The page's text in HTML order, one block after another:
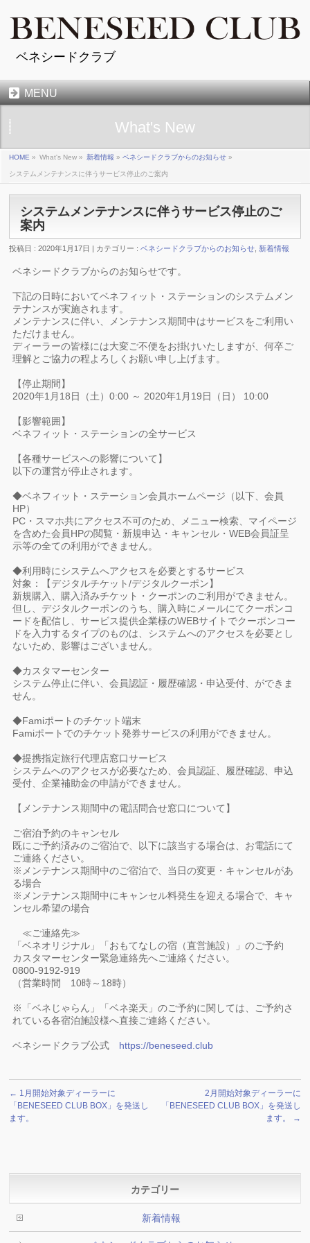
ベネシードクラブ
MENU
What's New
HOME » What's New » 新着情報 »ベネシードクラブからのお知らせ »
システムメンテナンスに伴うサービス停止のご案内
システムメンテナンスに伴うサービス停止のご
案内
投稿日 : 2020年1月17日 | カテゴリー :ベネシードクラブからのお知らせ 新着情報
ベネシードクラブからのお知らせです。
下記の日時においてベネフィット・ステーションのシステムメン
テナンスが実施されます。
メンテナンスに伴い、メンテナンス期間中はサービスをご利用い
ただけません。
ディーラーの皆様には大変ご不便をお掛けいたしますが、何卒ご
理解とご協力の程よろしくお願い申し上げます。
【停止期間】
2020年1月18日（土）0:00 ～ 2020年1月19日（日） 10:00
【影響範囲】
ベネフィット・ステーションの全サービス
【各種サービスへの影響について】
以下の運営が停止されます。
◆ベネフィット・ステーション会員ホームページ（以下、会員
HP）
PC・スマホ共にアクセス不可のため、メニュー検索、マイページ
を含めた会員HPの閲覧・新規申込・キャンセル・WEB会員証呈
示等の全ての利用ができません。
◆利用時にシステムへアクセスを必要とするサービス
対象：【デジタルチケット/デジタルクーポン】
新規購入、購入済みチケット・クーポンのご利用ができません。
但し、デジタルクーポンのうち、購入時にメールにてクーポンコ
ードを配信し、サービス提供企業様のWEBサイトでクーポンコー
ドを入力するタイプのものは、システムへのアクセスを必要とし
ないため、影響はございません。
◆カスタマーセンター
システム停止に伴い、会員認証・履歴確認・申込受付、ができま
せん。
◆Famiポートのチケット端末
Famiポートでのチケット発券サービスの利用ができません。
◆提携指定旅行代理店窓口サービス
システムへのアクセスが必要なため、会員認証、履歴確認、申込
受付、企業補助金の申請ができません。
【メンテナンス期間中の電話問合せ窓口について】
ご宿泊予約のキャンセル
既にご予約済みのご宿泊で、以下に該当する場合は、お電話にて
ご連絡ください。
※メンテナンス期間中のご宿泊で、当日の変更・キャンセルがあ
る場合
※メンテナンス期間中にキャンセル料発生を迎える場合で、キャ
ンセル希望の場合
≪ご連絡先≫
「ベネオリジナル」「おもてなしの宿（直営施設）」のご予約
カスタマーセンター緊急連絡先へご連絡ください。
0800-9192-919
（営業時間 10時～18時）
※「ベネじゃらん」「ベネ楽天」のご予約に関しては、ご予約さ
れている各宿泊施設様へ直接ご連絡ください。
ベネシードクラブ公式 https://beneseed.club
← 1月開始対象ディーラーに
「BENESEED CLUB BOX」を発送し
ます。
2月開始対象ディーラーに
「BENESEED CLUB BOX」を発送し
ます。
→
カテゴリー
新着情報